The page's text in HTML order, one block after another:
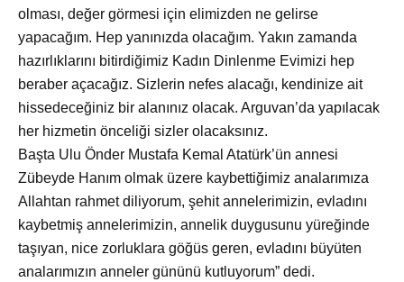
olması, değer görmesi için elimizden ne gelirse
yapacağım. Hep yanınızda olacağım. Yakın zamanda
hazırlıklarını bitirdiğimiz Kadın Dinlenme Evimizi hep
beraber açacağız. Sizlerin nefes alacağı, kendinize ait
hissedeceğiniz bir alanınız olacak. Arguvan’da yapılacak
her hizmetin önceliği sizler olacaksınız.
Başta Ulu Önder Mustafa Kemal Atatürk’ün annesi
Zübeyde Hanım olmak üzere kaybettiğimiz analarımıza
Allahtan rahmet diliyorum, şehit annelerimizin, evladını
kaybetmiş annelerimizin, annelik duygusunu yüreğinde
taşıyan, nice zorluklara göğüs geren, evladını büyüten
analarımızın anneler gününü kutluyorum” dedi.